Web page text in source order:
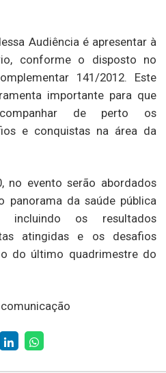
Audiência é apresentar à
conforme o disposto no
141/2012. Este
importante para que
de perto os
e conquistas na área da
no evento serão abordados
panorama da saúde pública
incluindo os resultados
atingidas e os desafios
do último quadrimestre do